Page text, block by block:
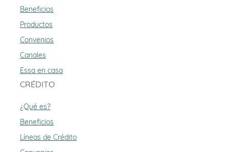
Beneficios
Productos
Convenios
Canales
Essa en casa
CRÉDITO
¿Qué es?
Beneficios
Líneas de Crédito